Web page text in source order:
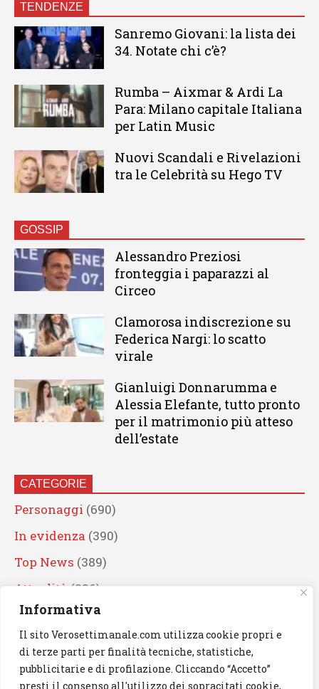
Informativa
Il sito Verosettimanale.com utilizza cookie propri e
di terze parti per finalità tecniche, statistiche,
pubblicitarie e di profilazione. Cliccando “Accetto”
presti il consenso all'utilizzo dei sopracitati cookie,
TENDENZE
Sanremo Giovani: la lista dei
34. Notate chi c’è?
Rumba – Aixmar & Ardi La
Para: Milano capitale Italiana
per Latin Music
Nuovi Scandali e Rivelazioni
tra le Celebrità su Hego TV
GOSSIP
Alessandro Preziosi
fronteggia i paparazzi al
Circeo
Clamorosa indiscrezione su
Federica Nargi: lo scatto
virale
Gianluigi Donnarumma e
Alessia Elefante, tutto pronto
per il matrimonio più atteso
dell’estate
CATEGORIE
Personaggi (690)
In evidenza (390)
Top News (389)
Attualità (336)
Eventi(330)
Artisti (241)
News(239)